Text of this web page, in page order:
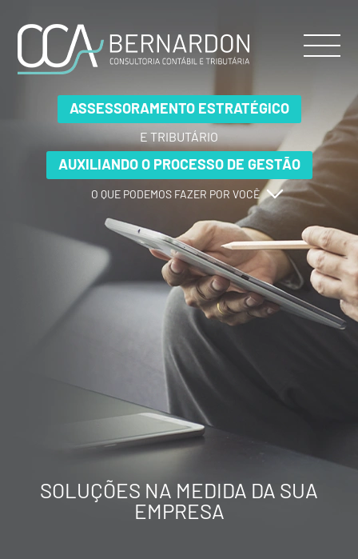
ASSESSORAMENTO ESTRATÉGICO
E TRIBUTÁRIO
AUXILIANDO O PROCESSO DE GESTÃO
O QUE PODEMOS FAZER POR VOCÊ
ASSESSORAMENTO ESTRATÉGICO
E TRIBUTÁRIO
AUXILIANDO O PROCESSO DE GESTÃO
O QUE PODEMOS FAZER POR VOCÊ
ASSESSORAMENTO ESTRATÉGICO
E TRIBUTÁRIO
AUXILIANDO O PROCESSO DE GESTÃO
O QUE PODEMOS FAZER POR VOCÊ
SOLUÇÕES NA MEDIDA DA SUA
EMPRESA